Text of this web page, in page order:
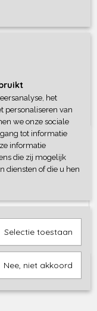
borrel plank 38…
het
personaliseren van
we onze sociale
tot informatie
informatie
die zij mogelijk
diensten of die u hen
Selectie toestaan
Nee, niet akkoord